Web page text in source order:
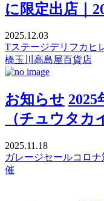
に限定出店｜
2025.12.03
Tステージデリ フカヒ
橋玉川高島屋百貨店
お知らせ 2025
（チュウタカ
2025.11.18
ガレージセールコロナ
催